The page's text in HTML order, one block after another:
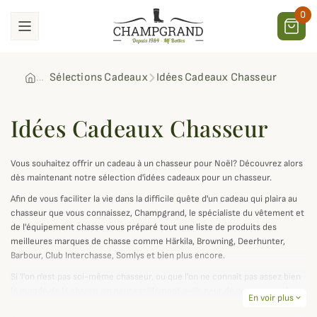
0
Sélections Cadeaux Idées Cadeaux Chasseur
Idées Cadeaux Chasseur
Vous souhaitez offrir un cadeau à un chasseur pour Noël? Découvrez alors
dès maintenant notre sélection d'idées cadeaux pour un chasseur.
Afin de vous faciliter la vie dans la difficile quête d'un cadeau qui plaira au
chasseur que vous connaissez, Champgrand, le spécialiste du vêtement et
de l'équipement chasse vous préparé tout une liste de produits des
meilleures marques de chasse comme Härkila, Browning, Deerhunter,
Barbour, Club Interchasse, Somlys et bien plus encore.
Si 'l'on n'est pas soi-même chasseur, ou que l'on ne connaît pas assez bien
le choix du cadeau pour un chasseur. L'équipement de chasse est bien
En voir plus expand_more